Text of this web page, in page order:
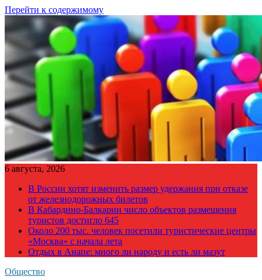
Перейти к содержимому
6 августа, 2026
В России хотят изменить размер удержания при отказе
от железнодорожных билетов
В Кабардино-Балкарии число объектов размещения
туристов достигло 645
Около 200 тыс. человек посетили туристические центры
«Москва» с начала лета
Отдых в Анапе: много ли народу и есть ли мазут
Общество